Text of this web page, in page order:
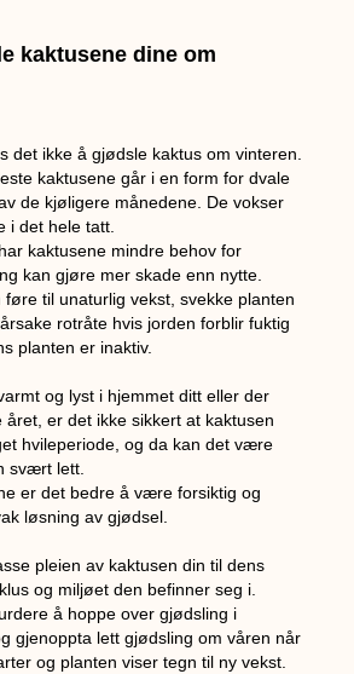
kaktusene dine om
det ikke å gjødsle kaktus om vinteren.
kaktusene går i en form for dvale
de kjøligere månedene. De vokser
i det hele tatt.
kaktusene mindre behov for
kan gjøre mer skade enn nytte.
til unaturlig vekst, svekke planten
rotråte hvis jorden forblir fuktig
planten er inaktiv.
og lyst i hjemmet ditt eller der
året, er det ikke sikkert at kaktusen
hvileperiode, og da kan det være
svært lett.
er det bedre å være forsiktig og
løsning av gjødsel.
pleien av kaktusen din til dens
og miljøet den befinner seg i.
å hoppe over gjødsling i
gjenoppta lett gjødsling om våren når
og planten viser tegn til ny vekst.